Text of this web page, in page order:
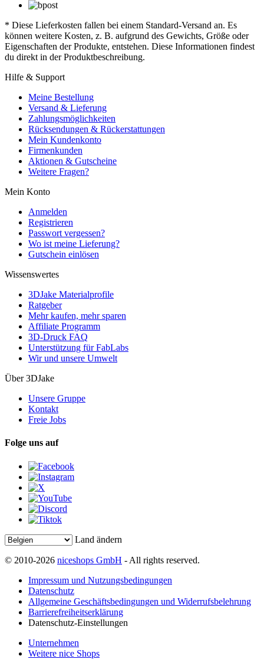
* Diese Lieferkosten fallen bei einem Standard-Versand an. Es
können weitere Kosten, z. B. aufgrund des Gewichts, Größe oder
Eigenschaften der Produkte, entstehen. Diese Informationen findest
du direkt in der Produktbeschreibung.
Hilfe & Support
Meine Bestellung
Versand & Lieferung
Zahlungsmöglichkeiten
Rücksendungen & Rückerstattungen
Mein Kundenkonto
Firmenkunden
Aktionen & Gutscheine
Weitere Fragen?
Mein Konto
Anmelden
Registrieren
Passwort vergessen?
Wo ist meine Lieferung?
Gutschein einlösen
Wissenswertes
3DJake Materialprofile
Ratgeber
Mehr kaufen, mehr sparen
Affiliate Programm
3D-Druck FAQ
Unterstützung für FabLabs
Wir und unsere Umwelt
Über 3DJake
Unsere Gruppe
Kontakt
Freie Jobs
Folge uns auf
Land ändern
© 2010-2026 niceshops GmbH - All rights reserved.
Impressum und Nutzungsbedingungen
Datenschutz
Allgemeine Geschäftsbedingungen und Widerrufsbelehrung
Barrierefreiheitserklärung
Datenschutz-Einstellungen
Unternehmen
Weitere nice Shops